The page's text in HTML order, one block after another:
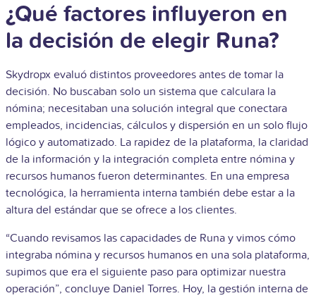
¿Qué factores influyeron en
la decisión de elegir Runa?
Skydropx evaluó distintos proveedores antes de tomar la
decisión. No buscaban solo un sistema que calculara la
nómina; necesitaban una solución integral que conectara
empleados, incidencias, cálculos y dispersión en un solo flujo
lógico y automatizado. La rapidez de la plataforma, la claridad
de la información y la integración completa entre nómina y
recursos humanos fueron determinantes. En una empresa
tecnológica, la herramienta interna también debe estar a la
altura del estándar que se ofrece a los clientes.
“Cuando revisamos las capacidades de Runa y vimos cómo
integraba nómina y recursos humanos en una sola plataforma,
supimos que era el siguiente paso para optimizar nuestra
operación”, concluye Daniel Torres. Hoy, la gestión interna de